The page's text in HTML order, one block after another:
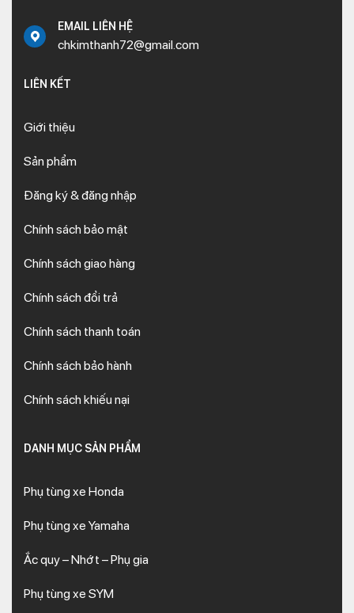
EMAIL LIÊN HỆ
chkimthanh72@gmail.com
LIÊN KẾT
Giới thiệu
Sản phẩm
Đăng ký & đăng nhập
Chính sách bảo mật
Chính sách giao hàng
Chính sách đổi trả
Chính sách thanh toán
Chính sách bảo hành
Chính sách khiếu nại
DANH MỤC SẢN PHẨM
Phụ tùng xe Honda
Phụ tùng xe Yamaha
Ắc quy – Nhớt – Phụ gia
Phụ tùng xe SYM